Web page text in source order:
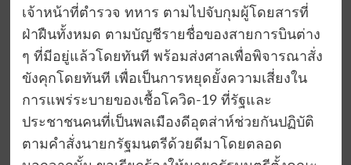
เจ้าหน้าที่ตำรวจ ทหาร ตามไปจับกุมผู้โดยสารที่
ฝ่าฝืนทั้งหมด ตามบัญชีรายชื่อของสายการบินต่าง
ๆ ที่มีอยู่แล้วโดยทันที พร้อมส่งศาลเพื่อพิจารณาสั่ง
ขังคุกโดยทันที เพื่อเป็นการหยุดยั้งความเสี่ยงใน
การแพร่ระบายของเชื้อโควิด-19 ที่รัฐและ
ประชาชนคนที่เป็นพลเมืองดีอุตส่าห์ช่วยกันปฏิบัติ
ตามคำสั่งนายกรัฐมนตรีด้วยดีมาโดยตลอด